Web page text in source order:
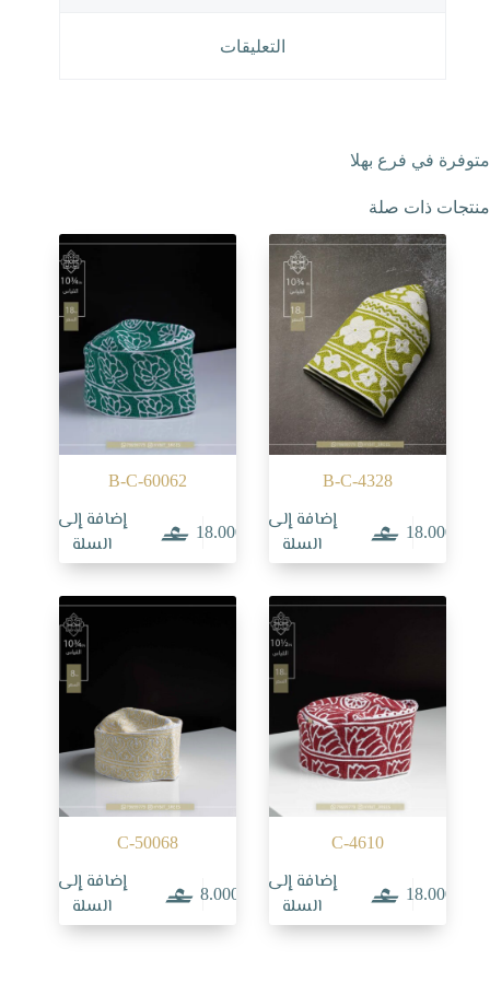
التعليقات
متوفرة في فرع بهلا
منتجات ذات صلة
B-C-4328
18.000
إضافة إلى
السلة
B-C-60062
18.000
إضافة إلى
السلة
C-4610
18.000
إضافة إلى
السلة
C-50068
8.000
إضافة إلى
السلة